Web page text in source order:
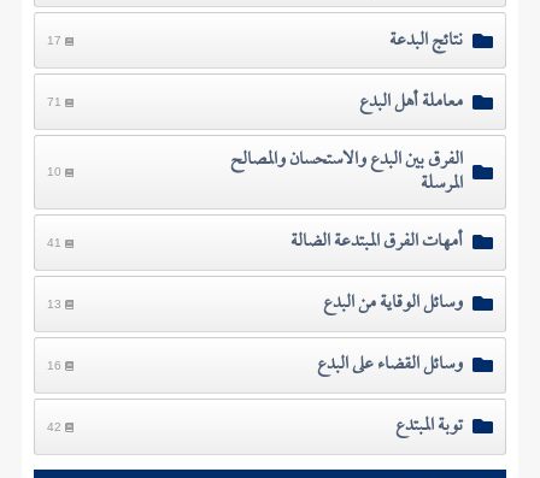
نتائج البدعة 17
معاملة أهل البدع 71
الفرق بين البدع والاستحسان والمصالح
المرسلة 10
أمهات الفرق المبتدعة الضالة 41
وسائل الوقاية من البدع 13
وسائل القضاء على البدع 16
توبة المبتدع 42